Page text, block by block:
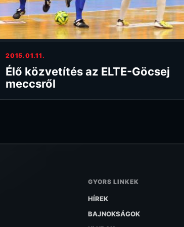
2015.01.11.
Élő közvetítés az ELTE-Göcsej
meccsről
GYORS LINKEK
HÍREK
BAJNOKSÁGOK